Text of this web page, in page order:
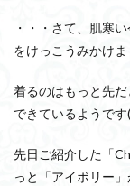
・・・さて、肌寒
をけっこうみかけま
着るのはもっと先
できているようで
先日ご紹介した「
っと「アイボリー